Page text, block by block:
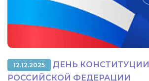
12.12.2025
ДЕНЬ КОНСТИТУЦИИ
РОССИЙСКОЙ ФЕДЕРАЦИИ